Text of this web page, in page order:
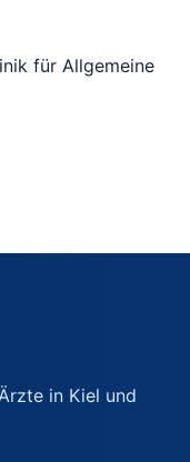
für Allgemeine
in Kiel und